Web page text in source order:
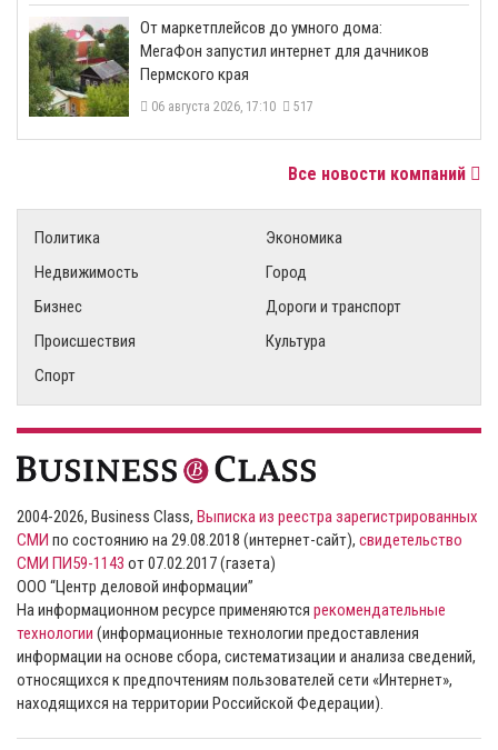
От маркетплейсов до умного дома:
МегаФон запустил интернет для дачников
Пермского края
06 августа 2026, 17:10 517
Все новости компаний
Политика
Экономика
Недвижимость
Город
Бизнес
Дороги и транспорт
Происшествия
Культура
Спорт
2004-2026, Business Class, Выписка из реестра зарегистрированных
СМИ по состоянию на 29.08.2018 (интернет-сайт), свидетельство
СМИ ПИ59-1143 от 07.02.2017 (газета)
ООО “Центр деловой информации”
На информационном ресурсе применяются рекомендательные
технологии (информационные технологии предоставления
информации на основе сбора, систематизации и анализа сведений,
относящихся к предпочтениям пользователей сети «Интернет»,
находящихся на территории Российской Федерации).